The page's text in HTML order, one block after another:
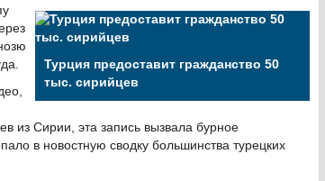
Турция предоставит гражданство 50
тыс. сирийцев
из Сирии, эта запись вызвала бурное
в новостную сводку большинства турецких